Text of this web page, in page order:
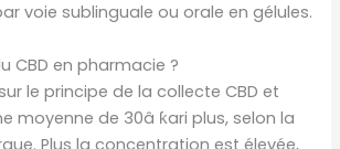
voie sublinguale ou orale en gélules.
CBD en pharmacie ?
le principe de la collecte CBD et
moyenne de 30â ƙari plus, selon la
Plus la concentration est élevée,